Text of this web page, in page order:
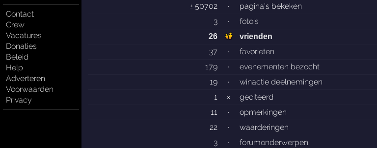
Contact
Crew
Vacatures
Donaties
Beleid
Help
Adverteren
Voorwaarden
Privacy
± 50702 ·
pagina's bekeken
3
· foto's
26 vrienden
37 ·
favorieten
179
·
evenementen bezocht
19
·
winactie deelnemingen
1
×
geciteerd
11
·
opmerkingen
22
·
waarderingen
3
·
forumonderwerpen